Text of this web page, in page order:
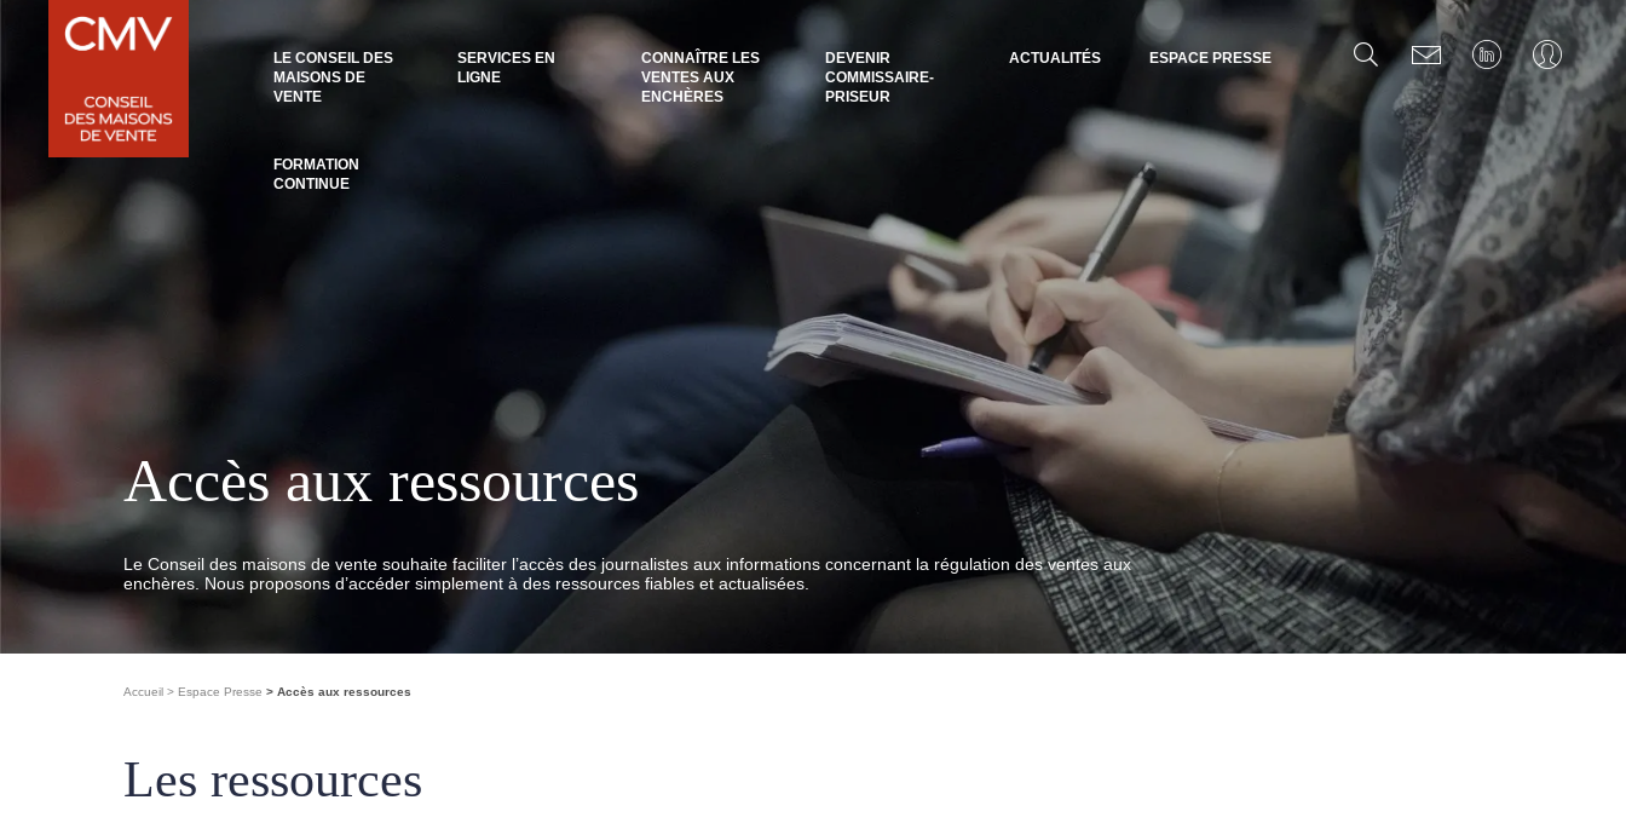
LE CONSEIL DES
MAISONS DE
VENTE
SERVICES EN
LIGNE
CONNAÎTRE LES
VENTES AUX
ENCHÈRES
DEVENIR
COMMISSAIRE-
PRISEUR
ACTUALITÉS ESPACE PRESSE
FORMATION
CONTINUE
Accès aux ressources
Le Conseil des maisons de vente souhaite faciliter l’accès des journalistes aux informations concernant la régulation des ventes aux
enchères. Nous proposons d’accéder simplement à des ressources fiables et actualisées.
Accueil Espace Presse Accès aux ressources
Les ressources